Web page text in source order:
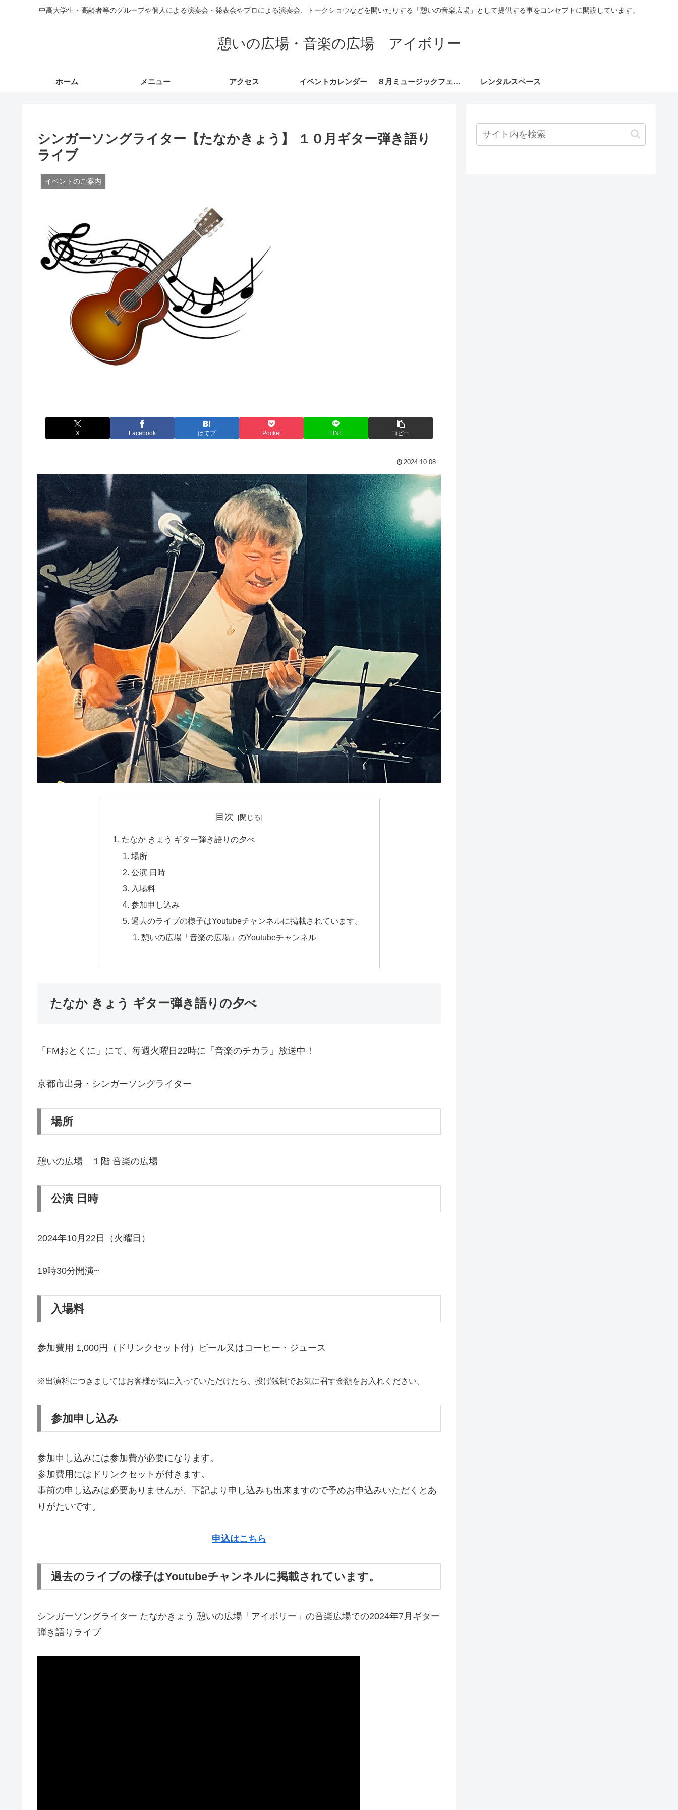
中高大学生・高齢者等のグループや個人による演奏会・発表会やプロによる演奏会、トークショウなどを開いたりする「憩いの音楽広場」として提供する事をコンセプトに開設しています。
憩いの広場・音楽の広場 アイボリー
ホーム メニュー アクセス イベントカレンダー ８月ミュージックフェスタ レンタルスペース
シンガーソングライター【たなかきょう】 １０月ギター弾き語り
ライブ
イベントのご案内
X Facebook はてブ Pocket LINE コピー
2024.10.08
目次
たなか きょう ギター弾き語りの夕べ
場所
公演 日時
入場料
参加申し込み
過去のライブの様子はYoutubeチャンネルに掲載されています。
憩いの広場「音楽の広場」のYoutubeチャンネル
たなか きょう ギター弾き語りの夕べ
「FMおとくに」にて、毎週火曜日22時に「音楽のチカラ」放送中！
京都市出身・シンガーソングライター
場所
憩いの広場 １階 音楽の広場
公演 日時
2024年10月22日（火曜日）
19時30分開演~
入場料
参加費用 1,000円（ドリンクセット付）ビール又はコーヒー・ジュース
※出演料につきましてはお客様が気に入っていただけたら、投げ銭制でお気に召す金額をお入れください。
参加申し込み
参加申し込みには参加費が必要になります。
参加費用にはドリンクセットが付きます。
事前の申し込みは必要ありませんが、下記より申し込みも出来ますので予めお申込みいただくとあ
りがたいです。
申込はこちら
過去のライブの様子はYoutubeチャンネルに掲載されています。
シンガーソングライター たなかきょう 憩いの広場「アイボリー」の音楽広場での2024年7月ギター
弾き語りライブ